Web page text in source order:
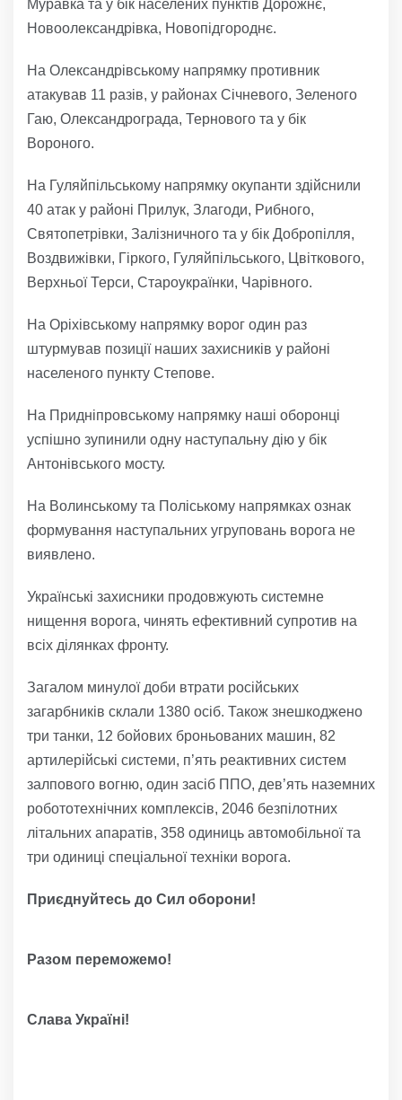
Муравка та у бік населених пунктів Дорожнє,
Новоолександрівка, Новопідгороднє.
На Олександрівському напрямку противник
атакував 11 разів, у районах Січневого, Зеленого
Гаю, Олександрограда, Тернового та у бік
Вороного.
На Гуляйпільському напрямку окупанти здійснили
40 атак у районі Прилук, Злагоди, Рибного,
Святопетрівки, Залізничного та у бік Добропілля,
Воздвижівки, Гіркого, Гуляйпільського, Цвіткового,
Верхньої Терси, Староукраїнки, Чарівного.
На Оріхівському напрямку ворог один раз
штурмував позиції наших захисників у районі
населеного пункту Степове.
На Придніпровському напрямку наші оборонці
успішно зупинили одну наступальну дію у бік
Антонівського мосту.
На Волинському та Поліському напрямках ознак
формування наступальних угруповань ворога не
виявлено.
Українські захисники продовжують системне
нищення ворога, чинять ефективний супротив на
всіх ділянках фронту.
Загалом минулої доби втрати російських
загарбників склали 1380 осіб. Також знешкоджено
три танки, 12 бойових броньованих машин, 82
артилерійські системи, п’ять реактивних систем
залпового вогню, один засіб ППО, дев’ять наземних
робототехнічних комплексів, 2046 безпілотних
літальних апаратів, 358 одиниць автомобільної та
три одиниці спеціальної техніки ворога.
Приєднуйтесь до Сил оборони!
Разом переможемо!
Слава Україні!